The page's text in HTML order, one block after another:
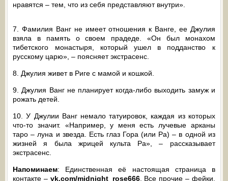
нравятся – тем, что из себя представляют внутри».
7. Фамилия Ванг не имеет отношения к Ванге, ее Джулия
взяла в память о своем прадеде. «Он был монахом
тибетского монастыря, который ушел в подданство к
русскому царю», – поясняет экстрасенс.
8. Джулия живет в Риге с мамой и кошкой.
9. Джулия Ванг не планирует когда-либо выходить замуж и
рожать детей.
10. У Джулии Ванг немало татуировок, каждая из которых
что-то значит. «Например, у меня есть лучевые арканы
таро – луна и звезда. Есть глаз Гора (или Ра) – в одной из
жизней я была жрицей культа Ра», – рассказывает
экстрасенс.
Напоминаем: Единственная её настоящая страница в
контакте – vk.com/midnight_rose666. Все прочие – фейки.